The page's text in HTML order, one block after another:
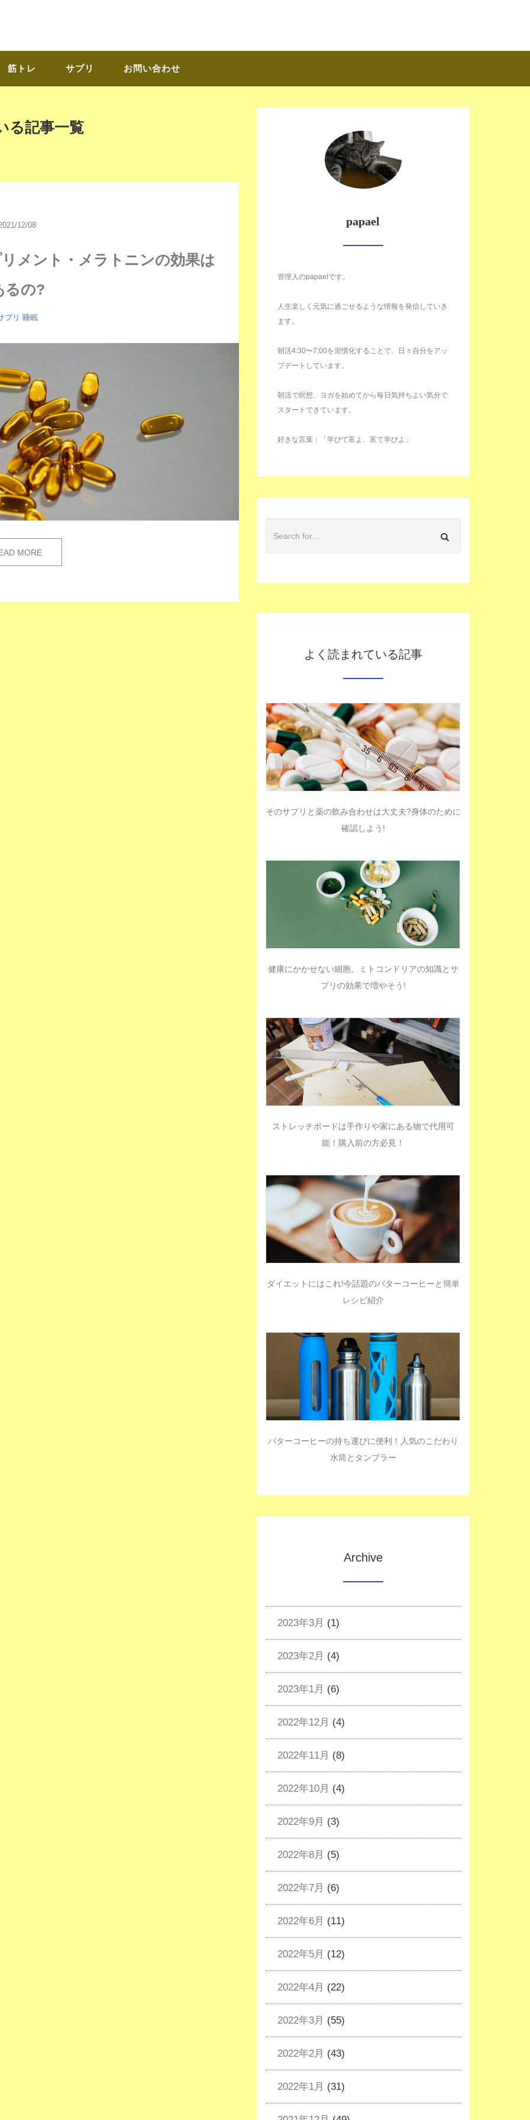
筋トレ サプリ お問い合わせ
る記事一覧
12/08
メント・メラトニンの効果は
るの?
プリ 睡眠
MORE
papael
管理人のpapaelです。
人生楽しく元気に過ごせるような情報を発信していき
ます。
朝活4:30〜7:00を習慣化することで、日々自分をアッ
プデートしています。
朝活で瞑想、ヨガを始めてから毎日気持ちよい気分で
スタートできています。
好きな言葉：「学びて富よ、富て学びよ」
よく読まれている記事
そのサプリと薬の飲み合わせは大丈夫?身体のために
確認しよう!
健康にかかせない細胞、ミトコンドリアの知識とサ
プリの効果で増やそう!
ストレッチボードは手作りや家にある物で代用可
能！購入前の方必見！
ダイエットにはこれ!今話題のバターコーヒーと簡単
レシピ紹介
バターコーヒーの持ち運びに便利！人気のこだわり
水筒とタンブラー
Archive
2023年3月 (1)
2023年2月 (4)
2023年1月 (6)
2022年12月 (4)
2022年11月 (8)
2022年10月 (4)
2022年9月 (3)
2022年8月 (5)
2022年7月 (6)
2022年6月 (11)
2022年5月 (12)
2022年4月 (22)
2022年3月 (55)
2022年2月 (43)
2022年1月 (31)